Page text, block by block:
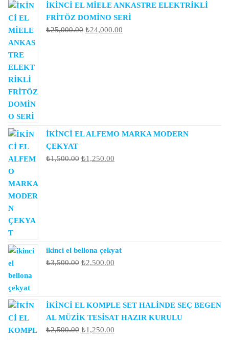
İKİNCİ EL MİELE ANKASTRE ELEKTRİKLİ
FRİTÖZ DOMİNO SERİ
₺25,000.00 Orijinal
₺24,000.00
İKİNCİ EL ALFEMO MARKA MODERN
ÇEKYAT
₺1,500.00 Orijinal
₺1,250.00
ikinci el bellona çekyat
₺3,500.00 Orijinal
₺2,500.00
İKİNCİ EL KOMPLE SET HALİNDE SEÇ BEGEN
AL MÜZİK TESİSAT HAZIR KURULU
₺2,500.00 Orijinal
₺1,250.00